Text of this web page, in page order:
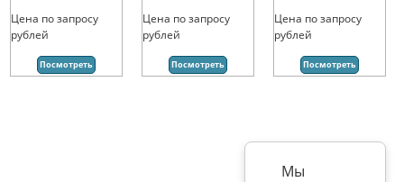
Цена по запросу
рублей
Посмотреть
Цена по запросу
рублей
Посмотреть
Цена по запросу
рублей
Посмотреть
Мы